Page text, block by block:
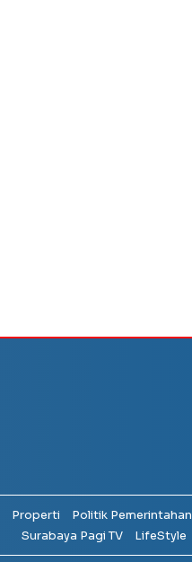
Properti Politik Pemerintahan
Surabaya Pagi TV
LifeStyle